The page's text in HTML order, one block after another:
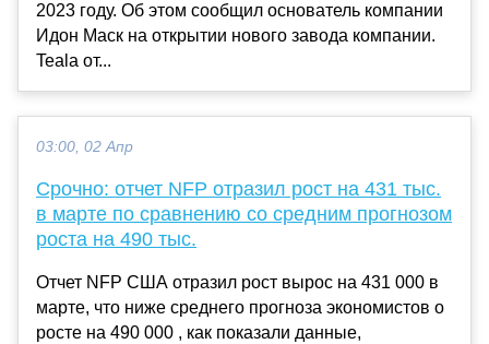
2023 году. Об этом сообщил основатель компании
Идон Маск на открытии нового завода компании.
Teala от...
03:00, 02 Апр
Срочно: отчет NFP отразил рост на 431 тыс.
в марте по сравнению со средним прогнозом
роста на 490 тыс.
Отчет NFP США отразил рост вырос на 431 000 в
марте, что ниже среднего прогноза экономистов о
росте на 490 000 , как показали данные,